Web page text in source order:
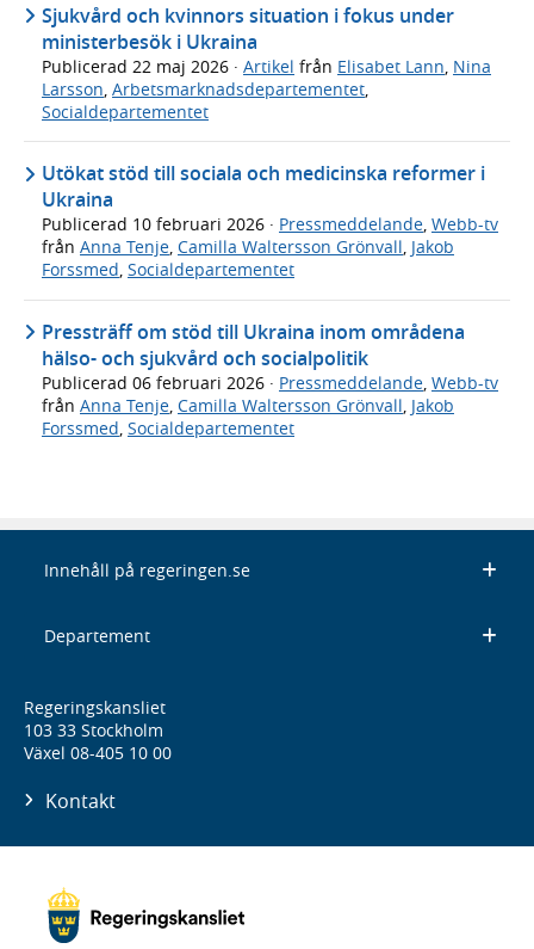
Sjukvård och kvinnors situation i fokus under
ministerbesök i Ukraina
Publicerad 22 maj 2026 · Artikel från Elisabet Lann Nina
Larsson Arbetsmarknadsdepartementet
Socialdepartementet
Utökat stöd till sociala och medicinska reformer i
Ukraina
Publicerad 10 februari 2026 · Pressmeddelande, Webb-tv
från Anna Tenje, Camilla Waltersson Grönvall, Jakob
Forssmed, Socialdepartementet
Pressträff om stöd till Ukraina inom områdena
hälso- och sjukvård och socialpolitik
Publicerad 06 februari 2026 · Pressmeddelande, Webb-tv
från Anna Tenje, Camilla Waltersson Grönvall, Jakob
Forssmed, Socialdepartementet
Innehåll på regeringen.se
Departement
Regeringskansliet
103 33 Stockholm
Växel 08-405 10 00
Kontakt